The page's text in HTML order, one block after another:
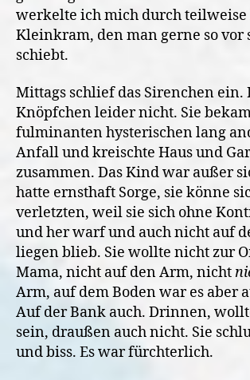
werkelte ich mich durch teilweise
Kleinkram, den man gerne so vor
schiebt.
Mittags schlief das Sirenchen ein.
Knöpfchen leider nicht. Sie
fulminanten hysterischen lang
Anfall und kreischte Haus und
zusammen. Das Kind war außer
hatte ernsthaft Sorge, sie könne
verletzten, weil sie sich ohne
und her warf und auch nicht auf
liegen blieb. Sie wollte nicht zur
Mama, nicht auf den Arm, nicht
Arm, auf dem Boden war es aber
Auf der Bank auch. Drinnen,
sein, draußen auch nicht. Sie
und biss. Es war fürchterlich.